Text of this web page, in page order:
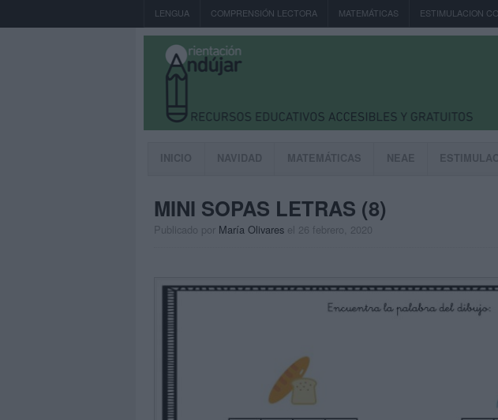
LENGUA COMPRENSIÓN LECTORA MATEMÁTICAS ESTIMULACION
INICIO NAVIDAD MATEMÁTICAS NEAE
MINI SOPAS LETRAS (8)
Publicado por María Olivares el 26 febrero, 2020